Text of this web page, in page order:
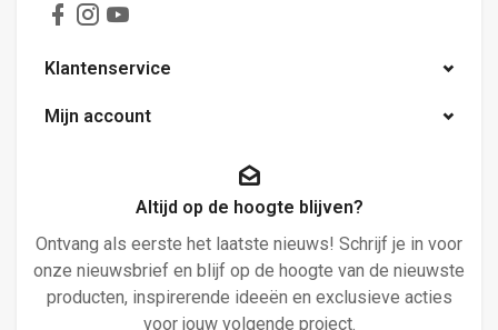
Klantenservice
Mijn account
Altijd op de hoogte blijven?
Ontvang als eerste het laatste nieuws! Schrijf je in voor
onze nieuwsbrief en blijf op de hoogte van de nieuwste
producten, inspirerende ideeën en exclusieve acties
voor jouw volgende project.